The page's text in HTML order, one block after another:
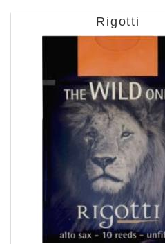
Rigotti